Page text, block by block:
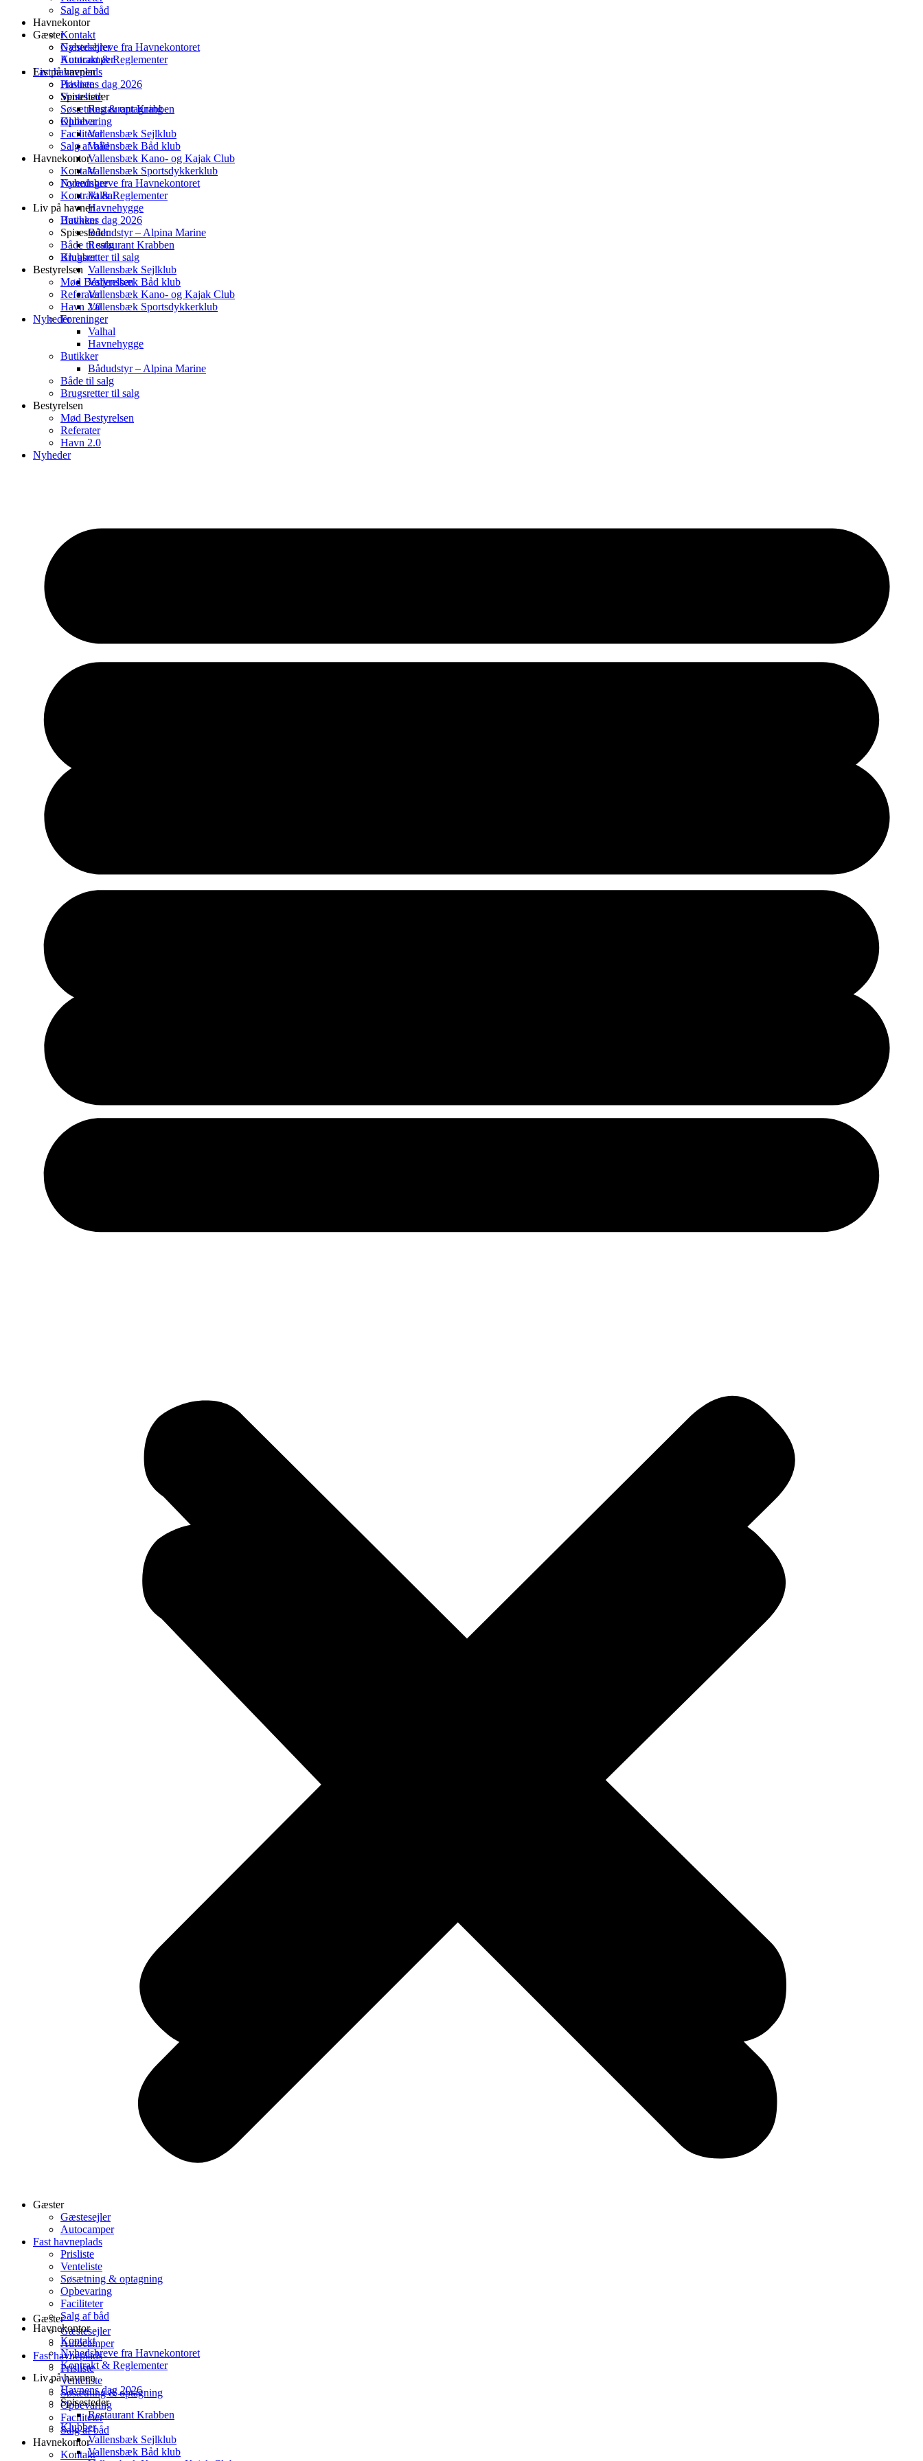
content
Salg af båd
Havnekontor
Kontakt
Nyhedsbreve fra Havnekontoret
Kontrakt & Reglementer
Liv på havnen
Havnens dag 2026
Spisesteder
Restaurant Krabben
Klubber
Vallensbæk Sejlklub
Vallensbæk Båd klub
Vallensbæk Kano- og Kajak Club
Vallensbæk Sportsdykkerklub
Foreninger
Valhal
Havnehygge
Butikker
Bådudstyr – Alpina Marine
Både til salg
Brugsretter til salg
Bestyrelsen
Mød Bestyrelsen
Referater
Havn 2.0
Nyheder
Gæster
Gæstesejler
Autocamper
Fast havneplads
Prisliste
Venteliste
Søsætning & optagning
Opbevaring
Faciliteter
Salg af båd
Havnekontor
Kontakt
Nyhedsbreve fra Havnekontoret
Kontrakt & Reglementer
Liv på havnen
Havnens dag 2026
Spisesteder
Restaurant Krabben
Klubber
Vallensbæk Sejlklub
Vallensbæk Båd klub
Gæster
Gæstesejler
Autocamper
Fast havneplads
Prisliste
Venteliste
Søsætning & optagning
Opbevaring
Faciliteter
Salg af båd
Havnekontor
Kontakt
Nyhedsbreve fra Havnekontoret
Kontrakt & Reglementer
Liv på havnen
Havnens dag 2026
Spisesteder
Restaurant Krabben
Klubber
Vallensbæk Sejlklub
Vallensbæk Båd klub
Vallensbæk Kano- og Kajak Club
Vallensbæk Sportsdykkerklub
Foreninger
Valhal
Havnehygge
Butikker
Bådudstyr – Alpina Marine
Både til salg
Brugsretter til salg
Bestyrelsen
Mød Bestyrelsen
Referater
Havn 2.0
Nyheder
Gæster
Gæstesejler
Autocamper
Fast havneplads
Prisliste
Venteliste
Søsætning & optagning
Opbevaring
Faciliteter
Salg af båd
Havnekontor
Kontakt